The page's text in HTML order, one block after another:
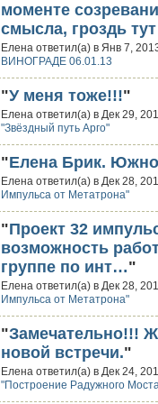
моменте
смысла, гроздь
Елена ответил(а) в Янв 7,
ВИНОГРАДЕ 06.01.13
"У меня тоже!!!"
Елена ответил(а) в Дек 29,
"Звёздный путь Арго"
"Елена Брик.
Елена ответил(а) в Дек 28,
Импульса от Метатрона"
"Проект 32
возможность
группе по инт…"
Елена ответил(а) в Дек 28,
Импульса от Метатрона"
"Замечательно!!!
новой встречи."
Елена ответил(а) в Дек 24,
"Построение Радужного